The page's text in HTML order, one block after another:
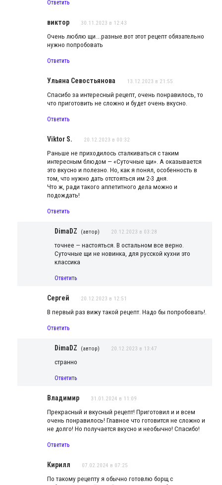
Ответить
виктор 30.11.2023 в 12:43
Очень люблю щи….разные.вот этот рецепт обязательно
нужно попробовать
Ответить
Ульяна Севостьянова 13.12.2023 в 21:55
Спасибо за интересный рецепт, очень понравилось, то
что приготовить не сложно и будет очень вкусно.
Ответить
Viktor S. 20.12.2023 в 00:32
Раньше не приходилось сталкиваться с таким
интересным блюдом — «Суточные щи». А оказывается
это вкусно и полезно. Но, как я понял, особенность в
том, что нужно дать отстояться им 2-3 дня.
Что ж, ради такого аппетитного дела можно и
подождать!
Ответить
DimaDZ (автор) 20.12.2023 в 03:28
точнее — настояться. В остальном все верно.
Суточные щи не новинка, для русской кухни это
классика
Ответить
Сергей 20.12.2023 в 12:51
В первый раз вижу такой рецепт. Надо бы попробовать!.
Ответить
DimaDZ (автор) 20.12.2023 в 13:47
странно
Ответить
Владимир 31.01.2024 в 11:09
Прекрасный и вкусный рецепт! Приготовил и и всем
очень понравилось! Главное что готовится не сложно и
не долго! Но получается вкусно и необычно! Спасибо!
Ответить
Кирилл 07.02.2024 в 07:25
По такому рецепту я обычно готовлю борщ с